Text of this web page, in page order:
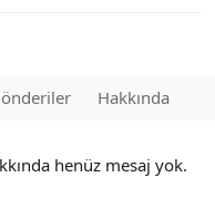
Hakkında
henüz mesaj yok.